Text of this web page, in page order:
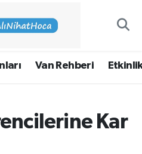
Van Rehberi
Kar
ve Fikstür